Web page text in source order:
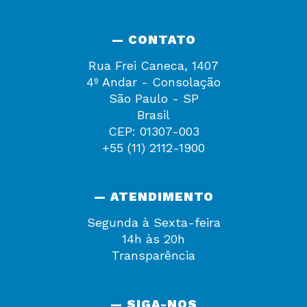
— CONTATO
Rua Frei Caneca, 1407
4º Andar - Consolação
São Paulo - SP
Brasil
CEP: 01307-003
+55 (11) 2112-1900
— ATENDIMENTO
Segunda à Sexta-feira
14h às 20h
Transparência
— SIGA-NOS